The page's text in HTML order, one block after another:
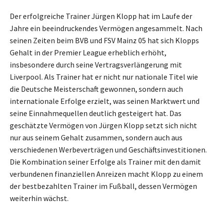
Der erfolgreiche Trainer Jürgen Klopp hat im Laufe der
Jahre ein beeindruckendes Vermögen angesammelt. Nach
seinen Zeiten beim BVB und FSV Mainz 05 hat sich Klopps
Gehalt in der Premier League erheblich erhöht,
insbesondere durch seine Vertragsverlängerung mit
Liverpool. Als Trainer hat er nicht nur nationale Titel wie
die Deutsche Meisterschaft gewonnen, sondern auch
internationale Erfolge erzielt, was seinen Marktwert und
seine Einnahmequellen deutlich gesteigert hat. Das
geschätzte Vermögen von Jürgen Klopp setzt sich nicht
nur aus seinem Gehalt zusammen, sondern auch aus
verschiedenen Werbeverträgen und Geschäftsinvestitionen.
Die Kombination seiner Erfolge als Trainer mit den damit
verbundenen finanziellen Anreizen macht Klopp zu einem
der bestbezahlten Trainer im Fußball, dessen Vermögen
weiterhin wächst.